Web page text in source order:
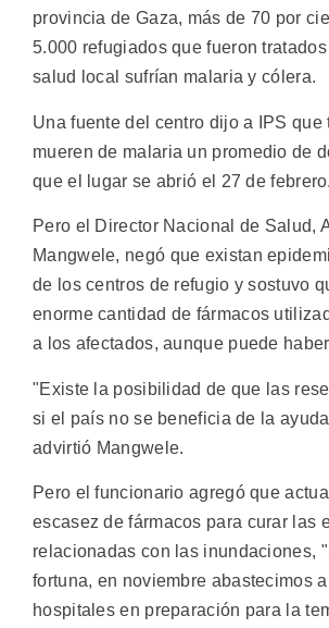
provincia de Gaza, más de 70 por
5.000 refugiados que fueron
salud local sufrían malaria y cólera.
Una fuente del centro dijo a IPS que
mueren de malaria un promedio de
que el lugar se abrió el 27 de febrero.
Pero el Director Nacional de Salud,
Mangwele, negó que existan
de los centros de refugio y sostuvo
enorme cantidad de fármacos
a los afectados, aunque puede
"Existe la posibilidad de que las
si el país no se beneficia de la
advirtió Mangwele.
Pero el funcionario agregó que
escasez de fármacos para curar las
relacionadas con las inundaciones,
fortuna, en noviembre abastecimos
hospitales en preparación para la